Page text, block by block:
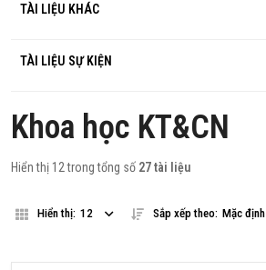
TÀI LIỆU KHÁC
TÀI LIỆU SỰ KIỆN
Khoa học KT&CN
Hiển thị 12 trong tổng số 27 tài liệu
Hiển thị: 12 Sắp xếp theo: Mặc định